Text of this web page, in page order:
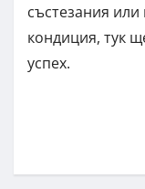
състезания
кондиция, тук
успех.